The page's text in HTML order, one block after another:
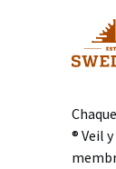
® Veil